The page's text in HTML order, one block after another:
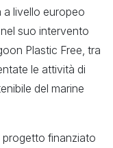
a livello europeo
suo intervento
Plastic Free, tra
le attività di
del marine
progetto finanziato